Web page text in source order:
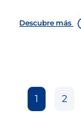
Descubre más
1 2